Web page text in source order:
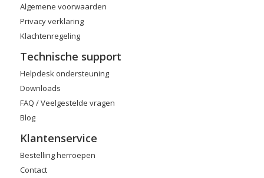
Algemene voorwaarden
Privacy verklaring
Klachtenregeling
Technische support
Helpdesk ondersteuning
Downloads
FAQ / Veelgestelde vragen
Blog
Klantenservice
Bestelling herroepen
Contact